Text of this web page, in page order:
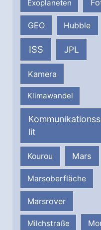
Exoplaneten
GEO Hubble
ISS JPL
Kamera
Klimawandel
lit
Kourou Mars
Marsoberfläche
Marsrover
Milchstraße